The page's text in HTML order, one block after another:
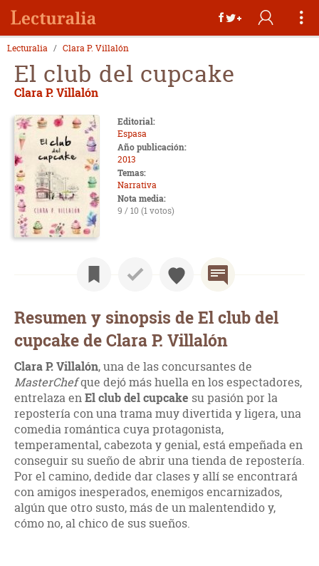
Lecturalia Clara P. Villalón
El club del cupcake
Clara P. Villalón
Editorial:
Espasa
Año publicación:
2013
Temas:
Narrativa
Nota media:
9 / 10 (1 votos)
Resumen y sinopsis de El club del
cupcake de Clara P. Villalón
Clara P. Villalón, una de las concursantes de
MasterChefque dejó más huella en los espectadores,
entrelaza enEl club del cupcake su pasión por la
repostería con una trama muy divertida y ligera, una
comedia romántica cuya protagonista,
temperamental, cabezota y genial, está empeñada en
conseguir su sueño de abrir una tienda de repostería.
Por el camino, dedide dar clases y allí se encontrará
con amigos inesperados, enemigos encarnizados,
algún que otro susto, más de un malentendido y,
cómo no, al chico de sus sueños.